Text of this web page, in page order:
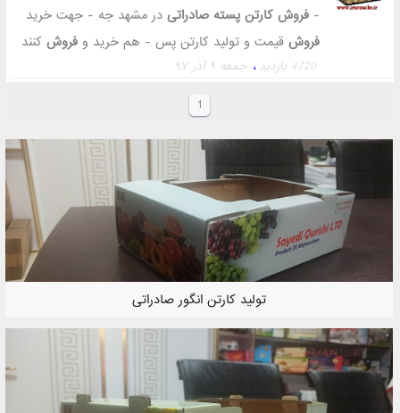
-فروش کارتن پسته صادراتیدر مشهد جه - جهت خرید
فروشقیمت و تولید کارتن پس - هم خرید وفروشکنند
زیرا بهای ارزان - شود که نرخ
کارتن پسته صادراتی در مشهد - ام نیاز
های مقوایی است که تو - ولید کارتن
صادراتی در مشهد می تو - د
یکی از محصولاتی
است ک - بسته بندی
پستههستند قرار می گیرند. - کارتن
پستهصادراتیدر مشهد می توانید
فروش کارتن پسته،فروش کارتن پسته صادراتی
قیمت کارتن پسته،تولید کارتن پسته ،
4720 بازدید ، جمعه ۹ آذر ۹۷
1
تولید کارتن انگور صادراتی